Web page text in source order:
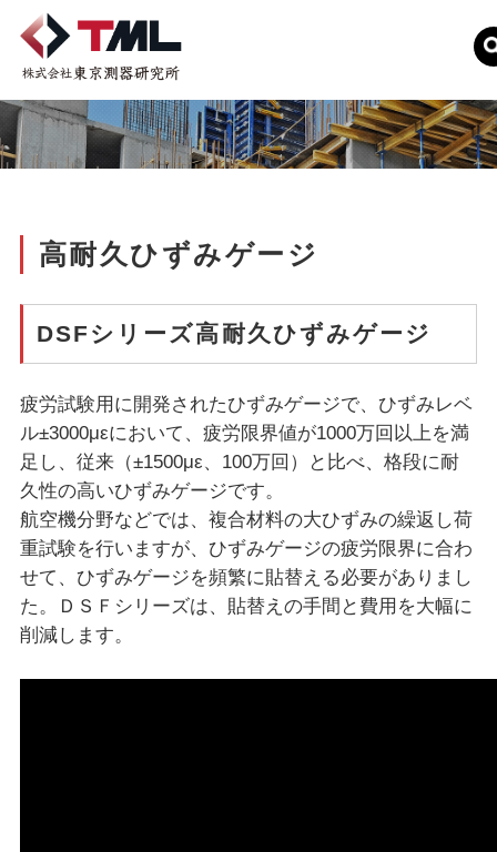
高耐久ひずみゲージ
DSFシリーズ高耐久ひずみゲージ
疲労試験用に開発されたひずみゲージで、ひずみレベ
ル±3000μεにおいて、疲労限界値が1000万回以上を満
足し、従来（±1500με、100万回）と比べ、格段に耐
久性の高いひずみゲージです。
航空機分野などでは、複合材料の大ひずみの繰返し荷
重試験を行いますが、ひずみゲージの疲労限界に合わ
せて、ひずみゲージを頻繁に貼替える必要がありまし
た。ＤＳＦシリーズは、貼替えの手間と費用を大幅に
削減します。